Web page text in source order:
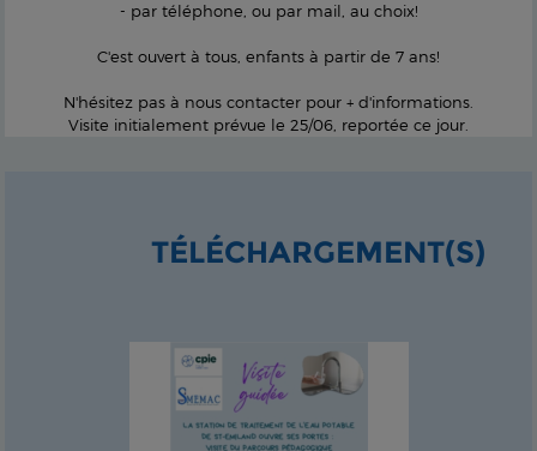
- par téléphone, ou par mail, au choix!
C'est ouvert à tous, enfants à partir de 7 ans!
N'hésitez pas à nous contacter pour + d'informations.
Visite initialement prévue le 25/06, reportée ce jour.
TÉLÉCHARGEMENT(S)